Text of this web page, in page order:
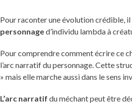
Pour raconter une évolution crédible, il
personnaged’individu lambda à
Pour comprendre comment écrire ce
l’arc narratif du personnage. Cette
» mais elle marche aussi dans le sens
L’arc narratif du méchant peut être